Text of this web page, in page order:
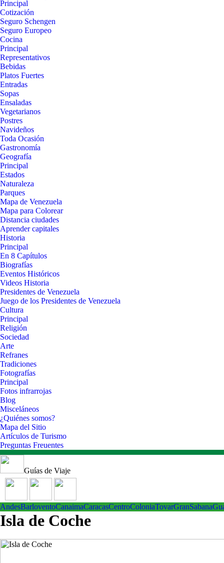
Principal
Cotización
Seguro Schengen
Seguro Europeo
Cocina
Principal
Representativos
Bebidas
Platos Fuertes
Entradas
Sopas
Ensaladas
Vegetarianos
Postres
Navideños
Toda Ocasión
Gastronomía
Geografía
Principal
Estados
Naturaleza
Parques
Mapa de Venezuela
Mapa para Colorear
Distancia ciudades
Aprender capitales
Historia
Principal
En 8 Capítulos
Biografías
Eventos Históricos
Videos Historia
Presidentes de Venezuela
Juego de los Presidentes de Venezuela
Cultura
Principal
Religión
Sociedad
Arte
Refranes
Tradiciones
Fotografías
Principal
Fotos infrarrojas
Blog
Misceláneos
¿Quiénes somos?
Mapa del Sitio
Artículos de Turismo
Preguntas Freuentes
Guías de Viaje
AndesBarloventoCanaimaCaracasCentroColoniaTovarGranSabana
Isla de Coche